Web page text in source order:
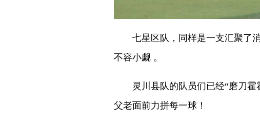
七星区队，同样是一支汇聚了消
不容小觑 。
灵川县队的队员们已经“磨刀霍
父老面前力拼每一球！